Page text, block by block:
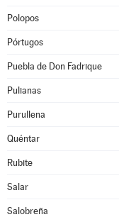
Polopos
Pórtugos
Puebla de Don Fadrique
Pulianas
Purullena
Quéntar
Rubite
Salar
Salobreña